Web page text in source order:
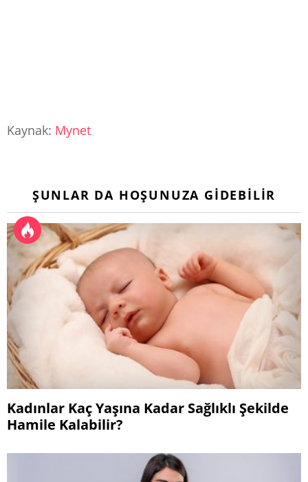
Kaynak: Mynet
ŞUNLAR DA HOŞUNUZA GIDEBILIR
Kadınlar Kaç Yaşına Kadar Sağlıklı Şekilde
Hamile Kalabilir?